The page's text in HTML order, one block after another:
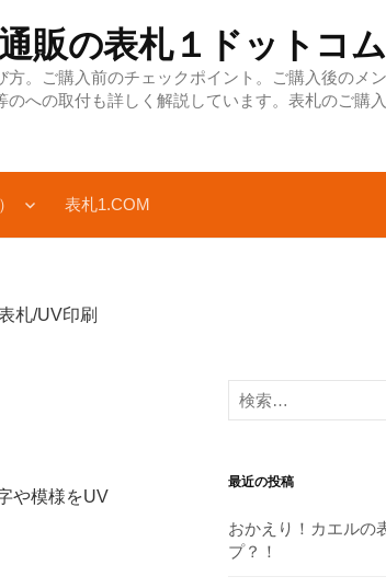
販の表札１ドットコ
。ご購入前のチェックポイント。ご購入後のメ
への取付も詳しく解説しています。表札のご購
表札1.COM
札/UV印刷
や模様をUV
検
索:
最近の投稿
おかえり！カエルの
プ？！